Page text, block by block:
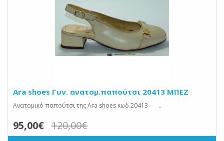
Ara shoes Γυν. ανατομ.παπούτσι 20413 ΜΠΕΖ
Ανατομικό παπούτσι της Ara shoes κωδ.20413 ..
95,00€ 120,00€